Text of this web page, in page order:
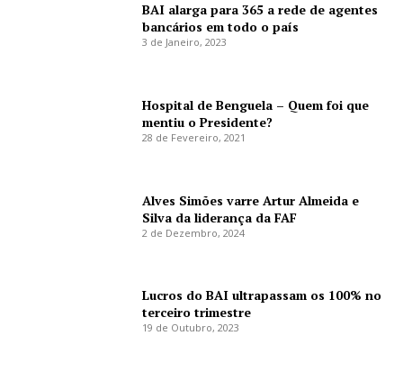
BAI alarga para 365 a rede de agentes
bancários em todo o país
3 de Janeiro, 2023
Hospital de Benguela – Quem foi que
mentiu o Presidente?
28 de Fevereiro, 2021
Alves Simões varre Artur Almeida e
Silva da liderança da FAF
2 de Dezembro, 2024
Lucros do BAI ultrapassam os 100% no
terceiro trimestre
19 de Outubro, 2023